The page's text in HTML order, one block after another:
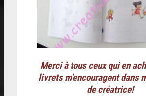
Merci à tous ceux qui en
livrets m’encouragent dans
de créatrice!